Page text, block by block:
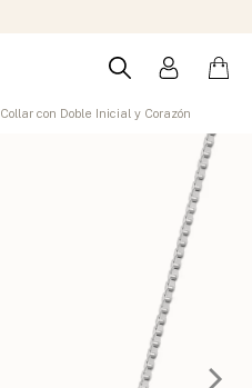
Collar con Doble Inicial y Corazón